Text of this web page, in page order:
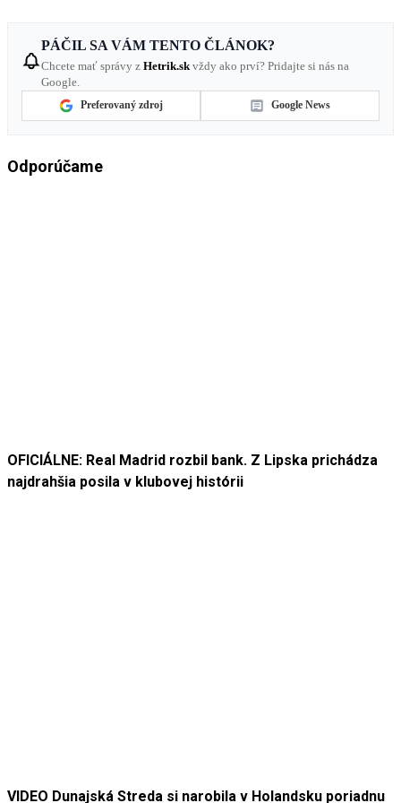
PÁČIL SA VÁM TENTO ČLÁNOK?
Chcete mať správy z Hetrik.sk vždy ako prví? Pridajte si nás na
Google.
Preferovaný zdroj Google News
Odporúčame
OFICIÁLNE: Real Madrid rozbil bank. Z Lipska prichádza
najdrahšia posila v klubovej histórii
VIDEO Dunajská Streda si narobila v Holandsku poriadnu